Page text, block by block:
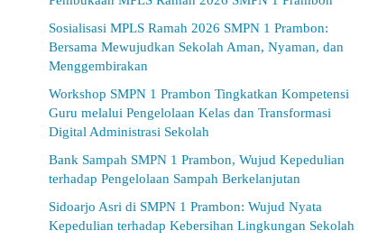
Sosialisasi MPLS Ramah 2026 SMPN 1 Prambon:
Bersama Mewujudkan Sekolah Aman, Nyaman, dan
Menggembirakan
Workshop SMPN 1 Prambon Tingkatkan Kompetensi
Guru melalui Pengelolaan Kelas dan Transformasi
Digital Administrasi Sekolah
Bank Sampah SMPN 1 Prambon, Wujud Kepedulian
terhadap Pengelolaan Sampah Berkelanjutan
Sidoarjo Asri di SMPN 1 Prambon: Wujud Nyata
Kepedulian terhadap Kebersihan Lingkungan Sekolah